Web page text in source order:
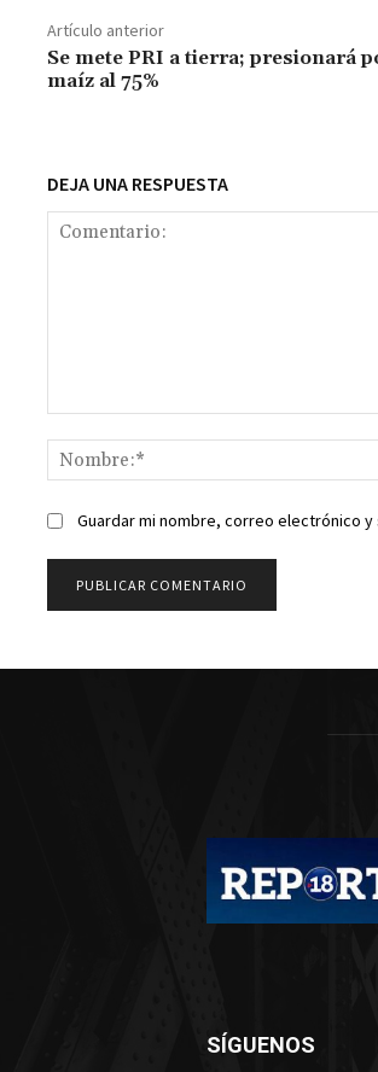
o
o
k
sA
p
p
Artículo anterior
Se mete PRI a tierra; presionará
maíz al 75%
DEJA UNA RESPUESTA
Guardar mi nombre, correo electrónico
SÍGUENOS